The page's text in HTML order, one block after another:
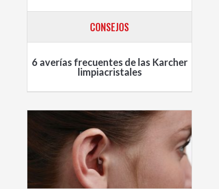
CONSEJOS
6 averías frecuentes de las Karcher
limpiacristales